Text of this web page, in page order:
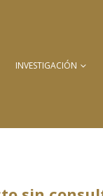
INVESTIGACIÓN